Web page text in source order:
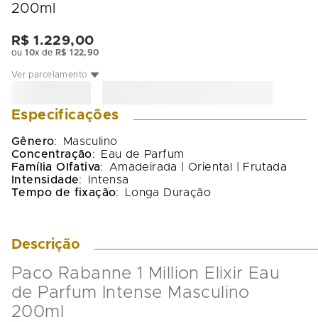
200ml
R$ 1 .229,00
ou10x de R$ 122,90
Ver parcelamento
Especificações
Gênero:
Masculino
Concentração:
Eau de Parfum
Família Olfativa:
Amadeirada | Oriental | Frutada
Intensidade:
Intensa
Tempo de fixação: Longa Duração
Descrição
Paco Rabanne 1 Million Elixir Eau
de Parfum Intense Masculino
200ml